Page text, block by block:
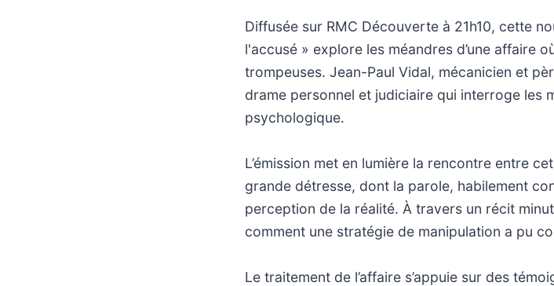
Diffusée sur RMC Découverte à 21h10, cette
l'accusé » explore les méandres d’une affaire
trompeuses. Jean-Paul Vidal, mécanicien et
drame personnel et judiciaire qui interroge les
psychologique.
L’émission met en lumière la rencontre entre
grande détresse, dont la parole, habilement
perception de la réalité. À travers un récit
comment une stratégie de manipulation a pu
Le traitement de l’affaire s’appuie sur des